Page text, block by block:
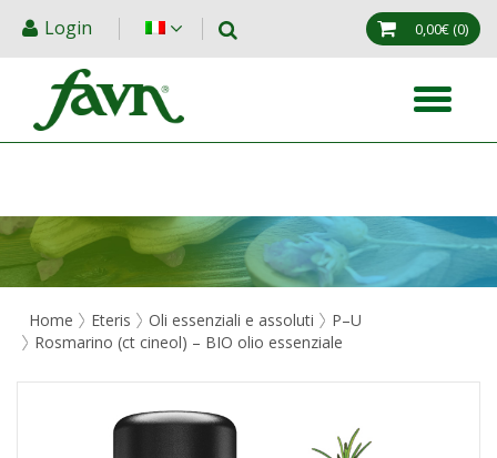
Login 0,00€(0)
Home Eteris Oli essenziali e assoluti
P–U
Rosmarino (ct cineol) – BIO olio essenziale